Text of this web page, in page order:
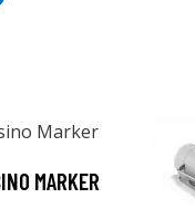
MARKER